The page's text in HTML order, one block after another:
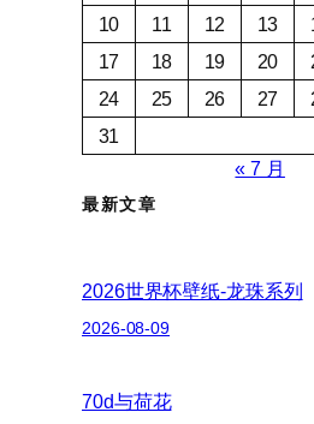
10
11 12 13
17
18 19 20
24
25 26 27
31
« 7 月
最新文章
2026世界杯壁纸-龙珠系列
2026-08-09
70d与荷花